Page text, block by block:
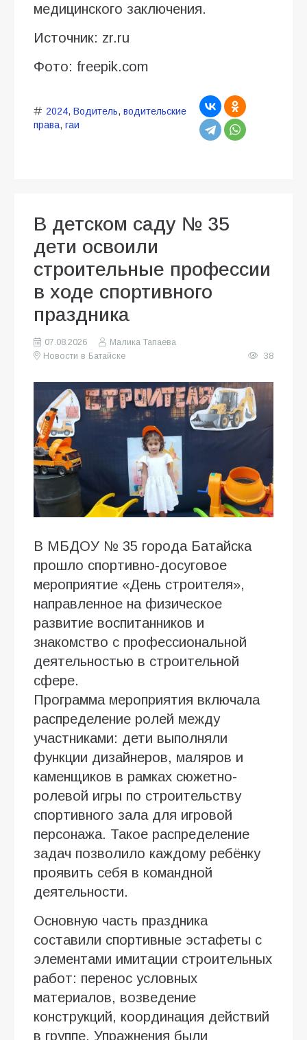
медицинского заключения.
Источник: zr.ru
Фото: freepik.com
2024, Водитель, водительские
права, гаи
В детском саду № 35
дети освоили
строительные профессии
в ходе спортивного
праздника
07.08.2026
Малика Тапаева
Новости в Батайске
38
В МБДОУ № 35 города Батайска
прошло спортивно-досуговое
мероприятие «День строителя»,
направленное на физическое
развитие воспитанников и
знакомство с профессиональной
деятельностью в строительной
сфере.
Программа мероприятия включала
распределение ролей между
участниками: дети выполняли
функции дизайнеров, маляров и
каменщиков в рамках сюжетно-
ролевой игры по строительству
спортивного зала для игровой
персонажа. Такое распределение
задач позволило каждому ребёнку
проявить себя в командной
деятельности.
Основную часть праздника
составили спортивные эстафеты с
элементами имитации строительных
работ: перенос условных
материалов, возведение
конструкций, координация действий
в группе. Упражнения были